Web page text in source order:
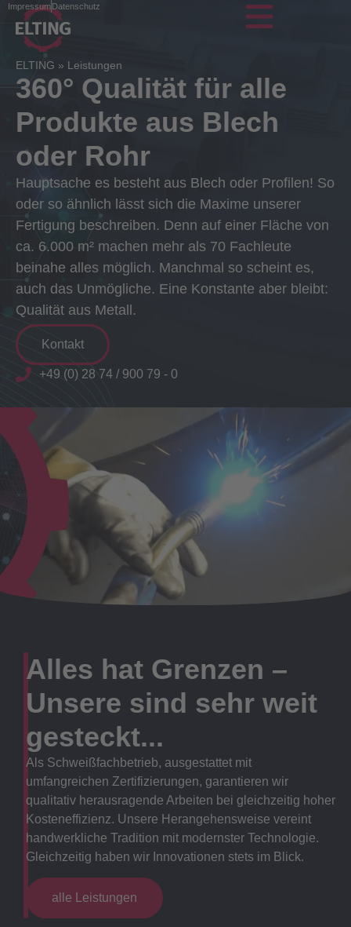
ImpressumDatenschutz
ELTING » Leistungen
360° Qualität für alle
Produkte aus Blech
oder Rohr
Hauptsache es besteht aus Blech oder Profilen! So
oder so ähnlich lässt sich die Maxime unserer
Fertigung beschreiben. Denn auf einer Fläche von
ca. 6.000 m² machen mehr als 70 Fachleute
beinahe alles möglich. Manchmal so scheint es,
auch das Unmögliche. Eine Konstante aber bleibt:
Qualität aus Metall.
Kontakt
+49 (0) 28 74 / 900 79 - 0
Alles hat Grenzen –
Unsere sind sehr weit
gesteckt...
Als Schweißfachbetrieb, ausgestattet mit
umfangreichen Zertifizierungen, garantieren wir
qualitativ herausragende Arbeiten bei gleichzeitig hoher
Kosteneffizienz. Unsere Herangehensweise vereint
handwerkliche Tradition mit modernster Technologie.
Gleichzeitig haben wir Innovationen stets im Blick.
alle Leistungen